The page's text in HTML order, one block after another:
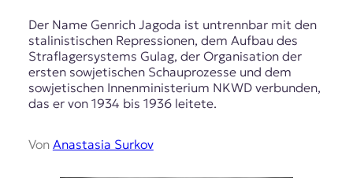
Der Name Genrich Jagoda ist untrennbar mit den
stalinistischen Repressionen, dem Aufbau des
Straflagersystems Gulag, der Organisation der
ersten sowjetischen Schauprozesse und dem
sowjetischen Innenministerium NKWD verbunden,
das er von 1934 bis 1936 leitete.
Von Anastasia Surkov